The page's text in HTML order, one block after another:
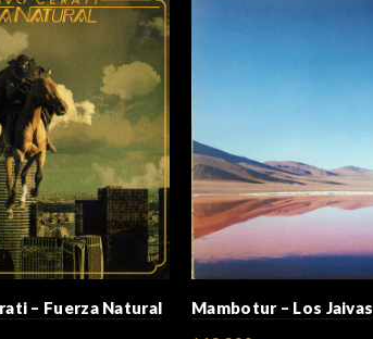
– Fuerza Natural Mambotur – Los Jaivas